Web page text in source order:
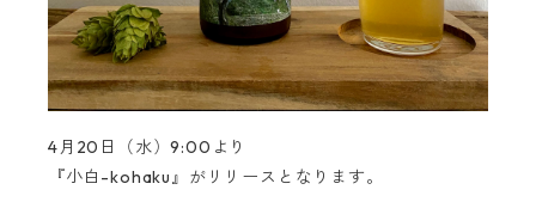
4月20日（水）9:00より
『小白-kohaku』がリリースとなります。